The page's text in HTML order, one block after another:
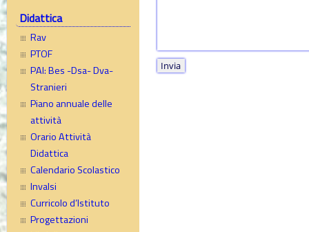
Didattica
Rav
PTOF
PAI: Bes -Dsa- Dva-
Stranieri
Piano annuale delle
attività
Orario Attività
Didattica
Calendario Scolastico
Invalsi
Curricolo d’Istituto
Progettazioni